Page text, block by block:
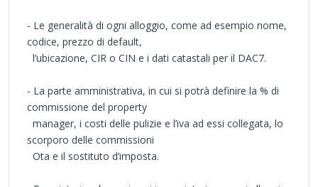
- Le generalità di ogni alloggio, come ad esempio nome,
codice, prezzo di default,
l’ubicazione, CIR o CIN e i dati catastali per il DAC7.
- La parte amministrativa, in cui si potrà definire la % di
commissione del property
manager, i costi delle pulizie e l’iva ad essi collegata, lo
scorporo delle commissioni
Ota e il sostituto d’imposta.